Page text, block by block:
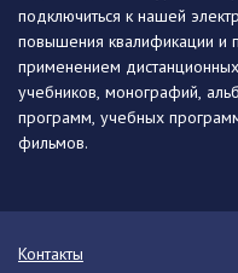
подключиться к нашей
повышения квалификации и
применением дистанционных
учебников, монографий,
программ, учебных
фильмов.
Контакты